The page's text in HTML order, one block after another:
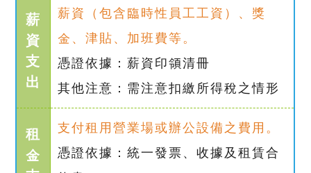
薪
資
支
出
薪資（包含臨時性員工工資）、獎
金、津貼、加班費等。
憑證依據：薪資印領清冊
其他注意：需注意扣繳所得稅之情形
租
金
支付租用營業場或辦公設備之費用。
憑證依據：統一發票、收據及租賃合